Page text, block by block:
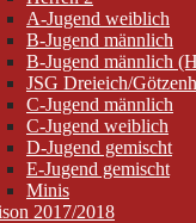
A-Jugend weiblich
B-Jugend männlich
B-Jugend männlich
JSG Dreieich/
C-Jugend männlich
C-Jugend weiblich
D-Jugend gemischt
E-Jugend gemischt
Minis
2017/2018